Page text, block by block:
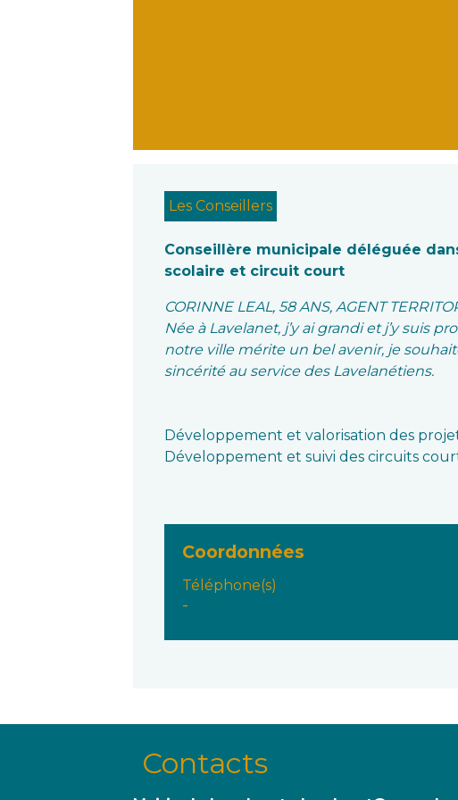
Les Conseillers
Conseillère municipale déléguée
scolaire et circuit court
CORINNE LEAL, 58 ANS, AGENT
Née à Lavelanet, j’y ai grandi et j’y suis
notre ville mérite un bel avenir, je
sincérité au service des Lavelanétiens.
Développement et valorisation des
Développement et suivi des circuits
Coordonnées
Téléphone(s)
-
Contacts